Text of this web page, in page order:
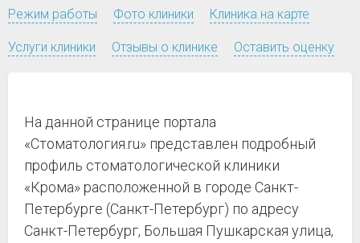
Режим работы Фото клиники Клиника на карте
Услуги клиники Отзывы о клинике Оставить оценку
На данной странице портала
«Стоматология.ru» представлен подробный
профиль стоматологической клиники
«Крома» расположенной в городе Санкт-
Петербурге (Санкт-Петербург) по адресу
Санкт-Петербург, Большая Пушкарская улица,